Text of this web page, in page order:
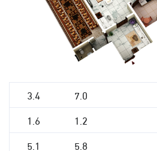
7.0
3.4
1.2
1.6
5.8
5.1